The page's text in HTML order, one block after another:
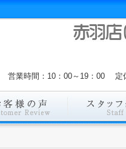
営業時間：10：00～19：00 定